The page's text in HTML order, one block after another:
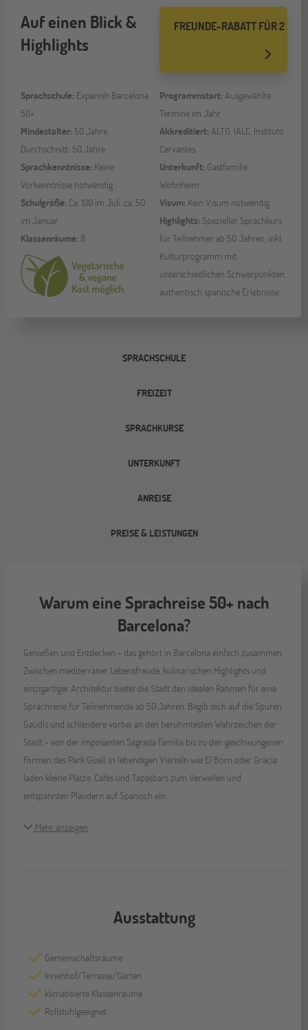
FREUNDE-RABATT FÜR 2
Auf einen Blick &
Highlights
Sprachschule: Expanish Barcelona
50+
Mindestalter: 50 Jahre,
Durchschnitt: 50 Jahre
Sprachkenntnisse: Keine
Vorkenntnisse notwendig
Schulgröße: Ca. 100 im Juli, ca. 50
im Januar
Klassenräume: 8
Programmstart: Ausgewählte
Termine im Jahr
Akkreditiert: ALTO, IALC, Instituto
Cervantes
Unterkunft: Gastfamilie,
Wohnheim
Visum: Kein Visum notwendig
Highlights: Spezieller Sprachkurs
für Teilnehmer ab 50 Jahren, inkl.
Kulturprogramm mit
unterschiedlichen Schwerpunkten,
authentisch spanische Erlebnisse
SPRACHSCHULE
FREIZEIT
SPRACHKURSE
UNTERKUNFT
ANREISE
PREISE & LEISTUNGEN
Warum eine Sprachreise 50+ nach
Barcelona?
Genießen und Entdecken - das gehört in Barcelona einfach zusammen.
Zwischen mediterraner Lebensfreude, kulinarischen Highlights und
einzigartiger Architektur bietet die Stadt den idealen Rahmen für eine
Sprachreise für Teilnehmende ab 50 Jahren. Begib dich auf die Spuren
Gaudís und schlendere vorbei an den berühmtesten Wahrzeichen der
Stadt - von der imposanten Sagrada Família bis zu den geschwungenen
Formen des Park Güell. In lebendigen Vierteln wie El Born oder Gràcia
laden kleine Plätze, Cafés und Tapasbars zum Verweilen und
entspannten Plaudern auf Spanisch ein.
Mehr anzeigen
Ausstattung
Gemeinschaftsräume
Innenhof/Terrasse/Garten
klimatisierte Klassenräume
Rollstuhlgeeignet